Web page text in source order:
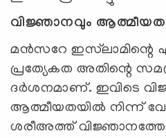
വിജ്ഞാനവും
മൻസറേ ഇസ്‌ലാമിന്റെ
പ്രത്യേകത അതിന്റെ
ദർശനമാണ്. ഇവിടെ
ആത്മീയതയിൽ നിന്ന്
ശരീഅത്ത്